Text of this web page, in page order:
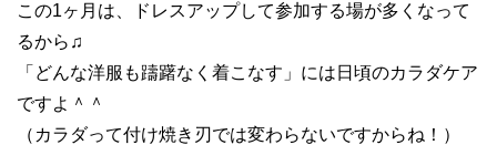
この1ヶ月は、ドレスアップして参加する場が多くなって
るから♫
「どんな洋服も躊躇なく着こなす」には日頃のカラダケア
ですよ＾＾
（カラダって付け焼き刃では変わらないですからね！）